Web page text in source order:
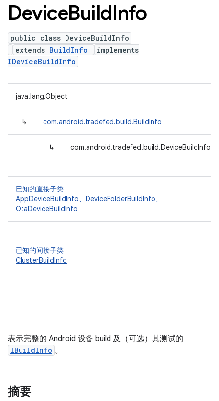
DeviceBuildInfo
public class DeviceBuildInfo
extends BuildInfo
implements
IDeviceBuildInfo
java.lang.Object
↳ com.android.tradefed.build.BuildInfo
↳ com.android.tradefed.build.DeviceBuildInfo
已知的直接子类
AppDeviceBuildInfo、 DeviceFolderBuildInfo、
OtaDeviceBuildInfo
已知的间接子类
ClusterBuildInfo
表示完整的 Android 设备 build 及（可选）其测试的
IBuildInfo 。
摘要